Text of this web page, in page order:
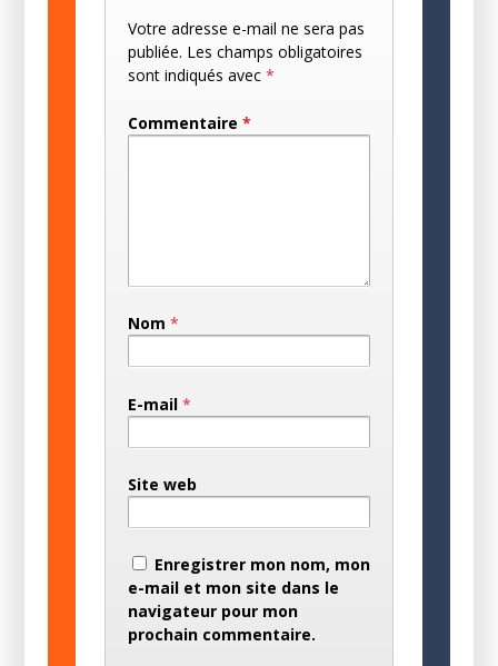
Votre adresse e-mail ne sera pas
publiée. Les champs obligatoires
sont indiqués avec *
Commentaire *
Nom *
E-mail *
Site web
Enregistrer mon nom, mon
e-mail et mon site dans le
navigateur pour mon
prochain commentaire.